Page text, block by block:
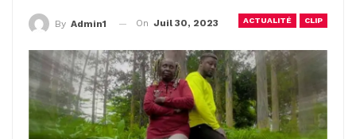
ACTUALITÉ CLIP
By Admin1 On Juil 30, 2023